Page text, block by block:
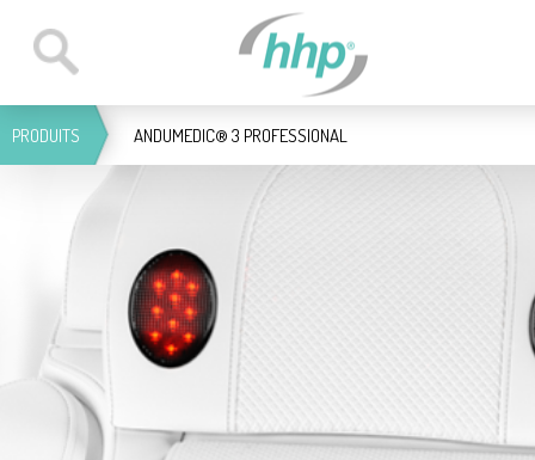
PRO­DUITS ANDUMEDIC® 3 PRO­FES­SIO­NAL